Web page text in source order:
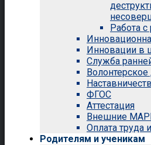
Работа
Инновации в
Служба
ФГОС
Аттестация
Внешние
Оплата
Родителям и ученикам